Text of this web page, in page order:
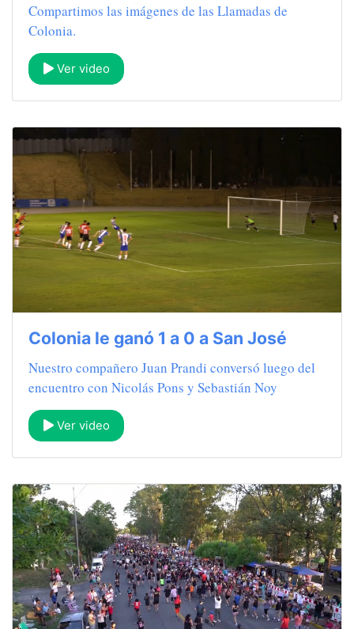
Compartimos las imágenes de las Llamadas de
Colonia.
Ver video
Colonia le ganó 1 a 0 a San José
Nuestro compañero Juan Prandi conversó luego del
encuentro con Nicolás Pons y Sebastián Noy
Ver video